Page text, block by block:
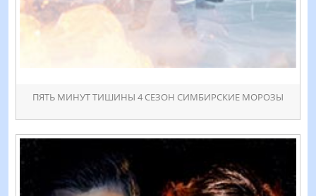
ПЯТЬ МИНУТ ТИШИНЫ 4 СЕЗОН СИМБИРСКИЕ МОРОЗЫ